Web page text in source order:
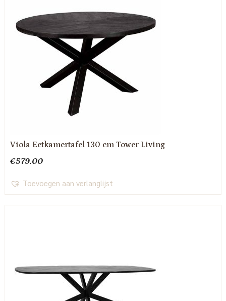
Viola Eetkamertafel 130 cm Tower Living
€579.00
Toevoegen aan verlanglijst